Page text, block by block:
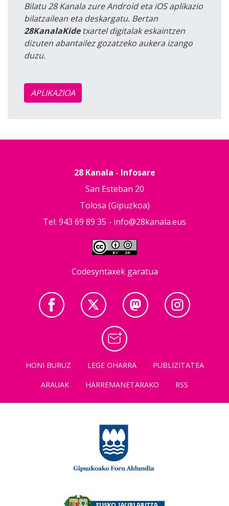
Bilatu 28 Kanala zure Android eta iOS aplikazio
bilatzailean eta deskargatu. Bertan
28KanalaKidetxartel digitalak eskaintzen
dizuten abantailez gozatzeko aukera izango
duzu.
APLIKAZIOA
28 Kanala - Infosare
San Esteban 20
Tolosa (Gipuzkoa)
Tel: 943 69 89 35 - info@28kanala.eus
Codesyntaxek garatua
HONI BURUZ LEGE OHARRA
PUBLIZITATEA
ARAUAK
HARREMANETARAKO RSS